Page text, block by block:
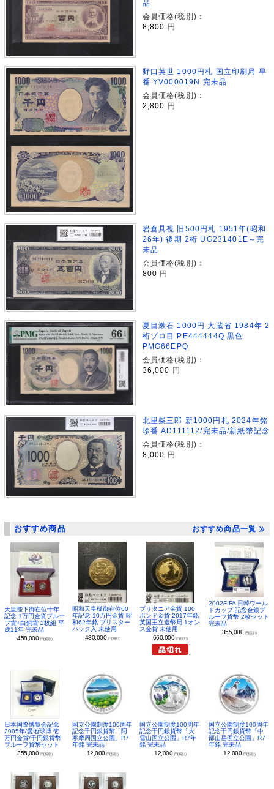
品
会員価格(税別)：
8,800
円
野口英世 1000円札 国立印刷局 早
番 YV000019N 完未品
会員価格(税別)：
2,800 円
岩倉具視 旧500円札 1951年(昭和
26年) 後期 2桁 UG231401E～完
未品
会員価格(税別)：
800 円
夏目漱石 1000円 大蔵省 1984年 2
桁ゾロ目 PE444444Q 黒色
PMG66EPQ
会員価格(税別)：
36,000 円
北里柴三郎 新1000円札 2024年銘
珍番 AD111112/完未品/新紙幣記念
会員価格(税別)：
8,000 円
おすすめ商品 おすすめ商品一覧
天皇陛下御在位十年
記念 1万円金貨プルー
フ貨+白銅貨 2枚組 平
成11年 完未品
458,000 円(税別)
昭和天皇様御在位60
年記念 10万円金貨 昭
和62年銘 ブリスター
パック入 未使用
430,000 円(税別)
ブリタニア金貨 100
ポンド金貨 2017年銘
英国王立造幣局 1オン
ス金貨 未使用
660,000 円(税別)
2002FIFA 日韓ワール
ドカップ 記念金銀プ
ルーフ貨幣 2枚セット
完未品
355,000 円(税別)
日本国際博覧会記念
2005年/愛地球博 壱
万円金貨/千円銀貨幣
プルーフ貨幣セット
355,000 円(税別)
国立公園制度100周年
記念千円銀貨幣「阿
寒摩周国立公園」R7
年銘 完未品
12,000 円(税別)
国立公園制度100周年
記念千円銀貨幣「大
雪山国立公園」R7年
銘 完未品
12,000 円(税別)
国立公園制度100周年
記念千円銀貨幣「中
部山岳国立公園」R7
年銘 完未品
12,000 円(税別)